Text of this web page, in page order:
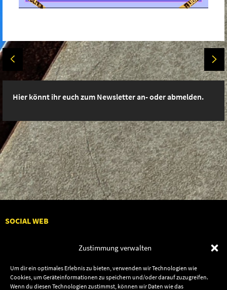
Zustimmung verwalten
Um dir ein optimales Erlebnis zu bieten, verwenden wir Technologien wie
Cookies, um Geräteinformationen zu speichern und/oder darauf zuzugreifen.
Wenn du diesen Technologien zustimmst, können wir Daten wie das
Hier könnt ihr euch zum Newsletter an- oder abmelden.
SOCIAL WEB
Audiolith
Contact Us